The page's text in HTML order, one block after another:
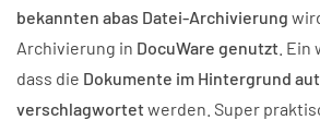
bekannten abas Datei-Archivierung
Archivierung in DocuWare genutzt .
dass die Dokumente im Hintergrund
verschlagwortetwerden. Super